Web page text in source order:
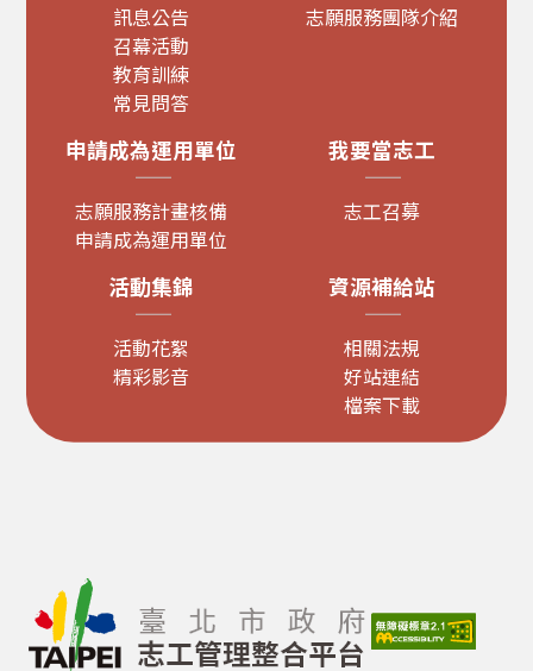
訊息公告
召幕活動
教育訓練
常見問答
志願服務團隊介紹
申請成為運用單位
志願服務計畫核備
申請成為運用單位
我要當志工
志工召募
活動集錦
活動花絮
精彩影音
資源補給站
相關法規
好站連結
檔案下載